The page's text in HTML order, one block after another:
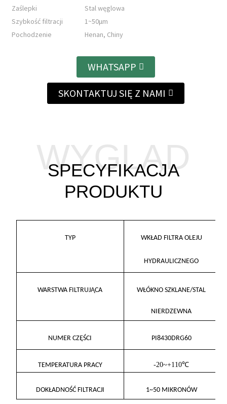
Zaślepki
Stal węglowa
Szybkość filtracji
1~50μm
Pochodzenie
Henan, Chiny
WHATSAPP
SKONTAKTUJ SIĘ Z NAMI
SPECYFIKACJA
PRODUKTU
WYGLĄD
TYP WKŁAD FILTRA OLEJU
HYDRAULICZNEGO
WARSTWA FILTRUJĄCA WŁÓKNO SZKLANE/STAL
NIERDZEWNA
NUMER CZĘŚCI PI8430DRG60
TEMPERATURA PRACY -20~+110℃
DOKŁADNOŚĆ FILTRACJI 1~50 MIKRONÓW